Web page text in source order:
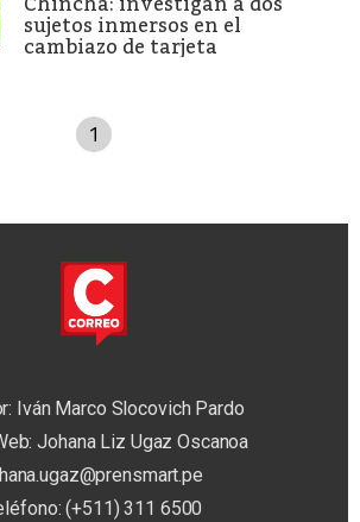
sujetos inmersos en el
cambiazo de tarjeta
1
Iván Marco Slocovich Pardo
Johana Liz Ugaz Oscanoa
(+511) 311 6500